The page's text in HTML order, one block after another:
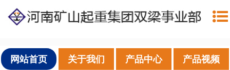
网站首页 关于我们 产品中心 产品视频